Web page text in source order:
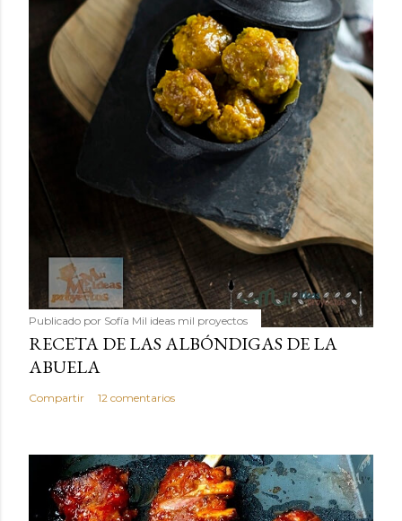
Publicado por Sofía Mil ideas mil proyectos
RECETA DE LAS ALBÓNDIGAS DE LA
ABUELA
Compartir 12 comentarios